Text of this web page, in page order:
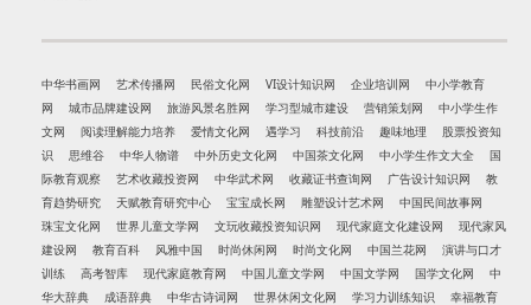
中华书画网 艺术传播网 民俗文化网 VI设计知识网 企业培训网
中小学教育
网
城市品牌建设网 旅游风景名胜网 学习型城市建设 营销策划网
中小学生作
文网
阅读理解能力培养 爱情文化网 遇学习 科技前沿 趣味地理
股票投资知
识
思维谷 中华人物谱 中外历史文化网 中国茶文化网 中小学生作文大全
国
际教育观察
艺术收藏投资网 中华武术网 收藏证书查询网 广告设计知识网
教
育趋势研究
天赋教育研究中心 宝宝成长网 雕塑设计艺术网
中国民间故事网
珠宝文化网
世界儿童文学网 文玩收藏投资知识网 现代家庭文化建设网
现代家风
建设网
教育百科 风雅中国 时尚休闲网 时尚文化网 中国兰花网
演讲与口才
训练
高考智库 现代家庭教育网 中国儿童文学网 中国文学网 国学文化网
中
华大辞典
成语辞典 中华古诗词网 世界休闲文化网 学习力训练知识 幸福教育